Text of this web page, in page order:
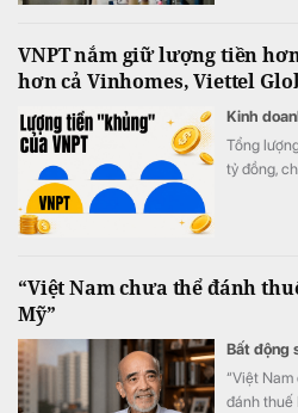
VNPT nắm giữ lượng tiền
hơn cả Vinhomes, Viettel
Kinh
Tổng
tỷ đồng,
“Việt Nam chưa thể đánh
Mỹ”
Bất động
“Việt
đánh thuế